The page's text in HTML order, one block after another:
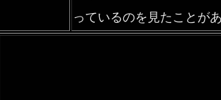
っているのを見たことが